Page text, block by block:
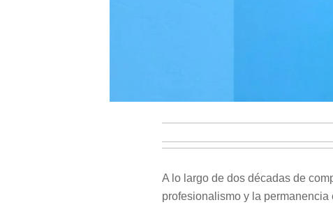
A lo largo de dos décadas de
profesionalismo y la